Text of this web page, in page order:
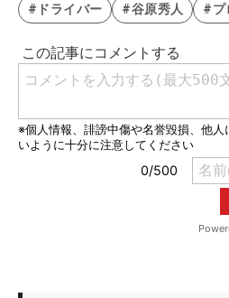
#ドライバー #谷原秀人 #プ